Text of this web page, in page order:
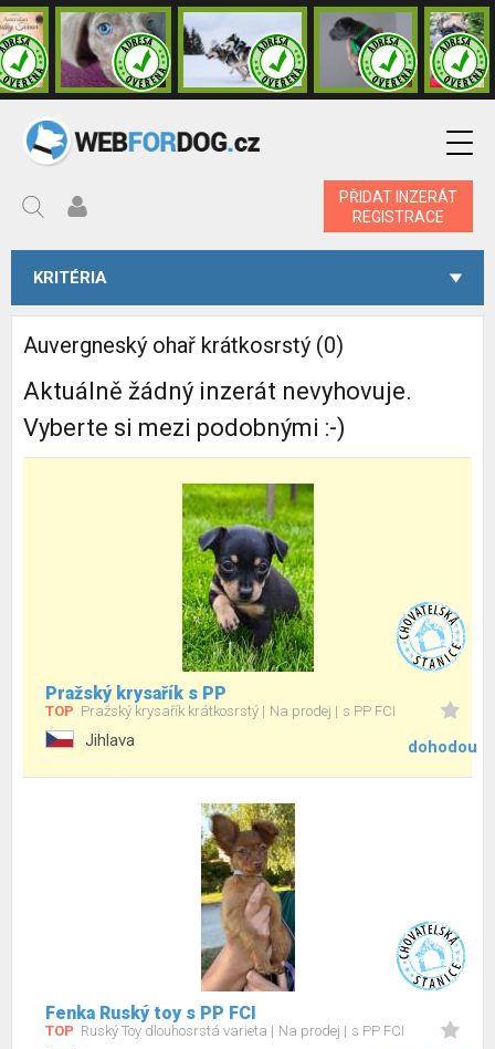
PŘIDAT INZERÁT
REGISTRACE
KRITÉRIA
Auvergneský ohař krátkosrstý (0)
Aktuálně žádný inzerát nevyhovuje.
Vyberte si mezi podobnými :-)
Pražský krysařík s PP
TOP Pražský krysařík krátkosrstý Na prodej s PP FCI
Jihlava dohodou
Fenka Ruský toy s PP FCI
TOP Ruský Toy dlouhosrstá varieta Na prodej s PP FCI